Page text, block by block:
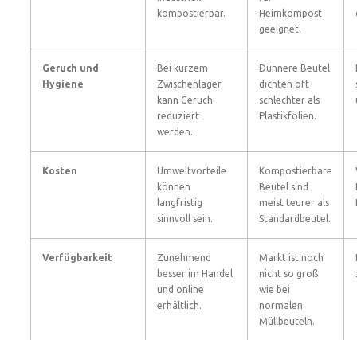
kompostierbar.
Heimkompost
geeignet.
Geruch und
Hygiene
Bei kurzem
Zwischenlager
kann Geruch
reduziert
werden.
Dünnere Beutel
dichten oft
schlechter als
Plastikfolien.
Kosten
Umweltvorteile
können
langfristig
sinnvoll sein.
Kompostierbare
Beutel sind
meist teurer als
Standardbeutel.
Verfügbarkeit
Zunehmend
besser im Handel
und online
erhältlich.
Markt ist noch
nicht so groß
wie bei
normalen
Müllbeuteln.